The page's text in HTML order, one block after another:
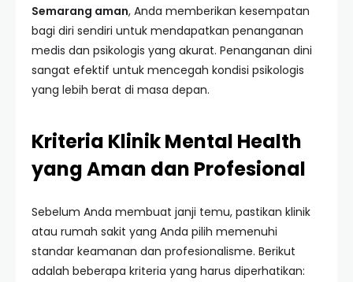
Semarang aman, Anda memberikan kesempatan
bagi diri sendiri untuk mendapatkan penanganan
medis dan psikologis yang akurat. Penanganan dini
sangat efektif untuk mencegah kondisi psikologis
yang lebih berat di masa depan.
Kriteria Klinik Mental Health
yang Aman dan Profesional
Sebelum Anda membuat janji temu, pastikan klinik
atau rumah sakit yang Anda pilih memenuhi
standar keamanan dan profesionalisme. Berikut
adalah beberapa kriteria yang harus diperhatikan: